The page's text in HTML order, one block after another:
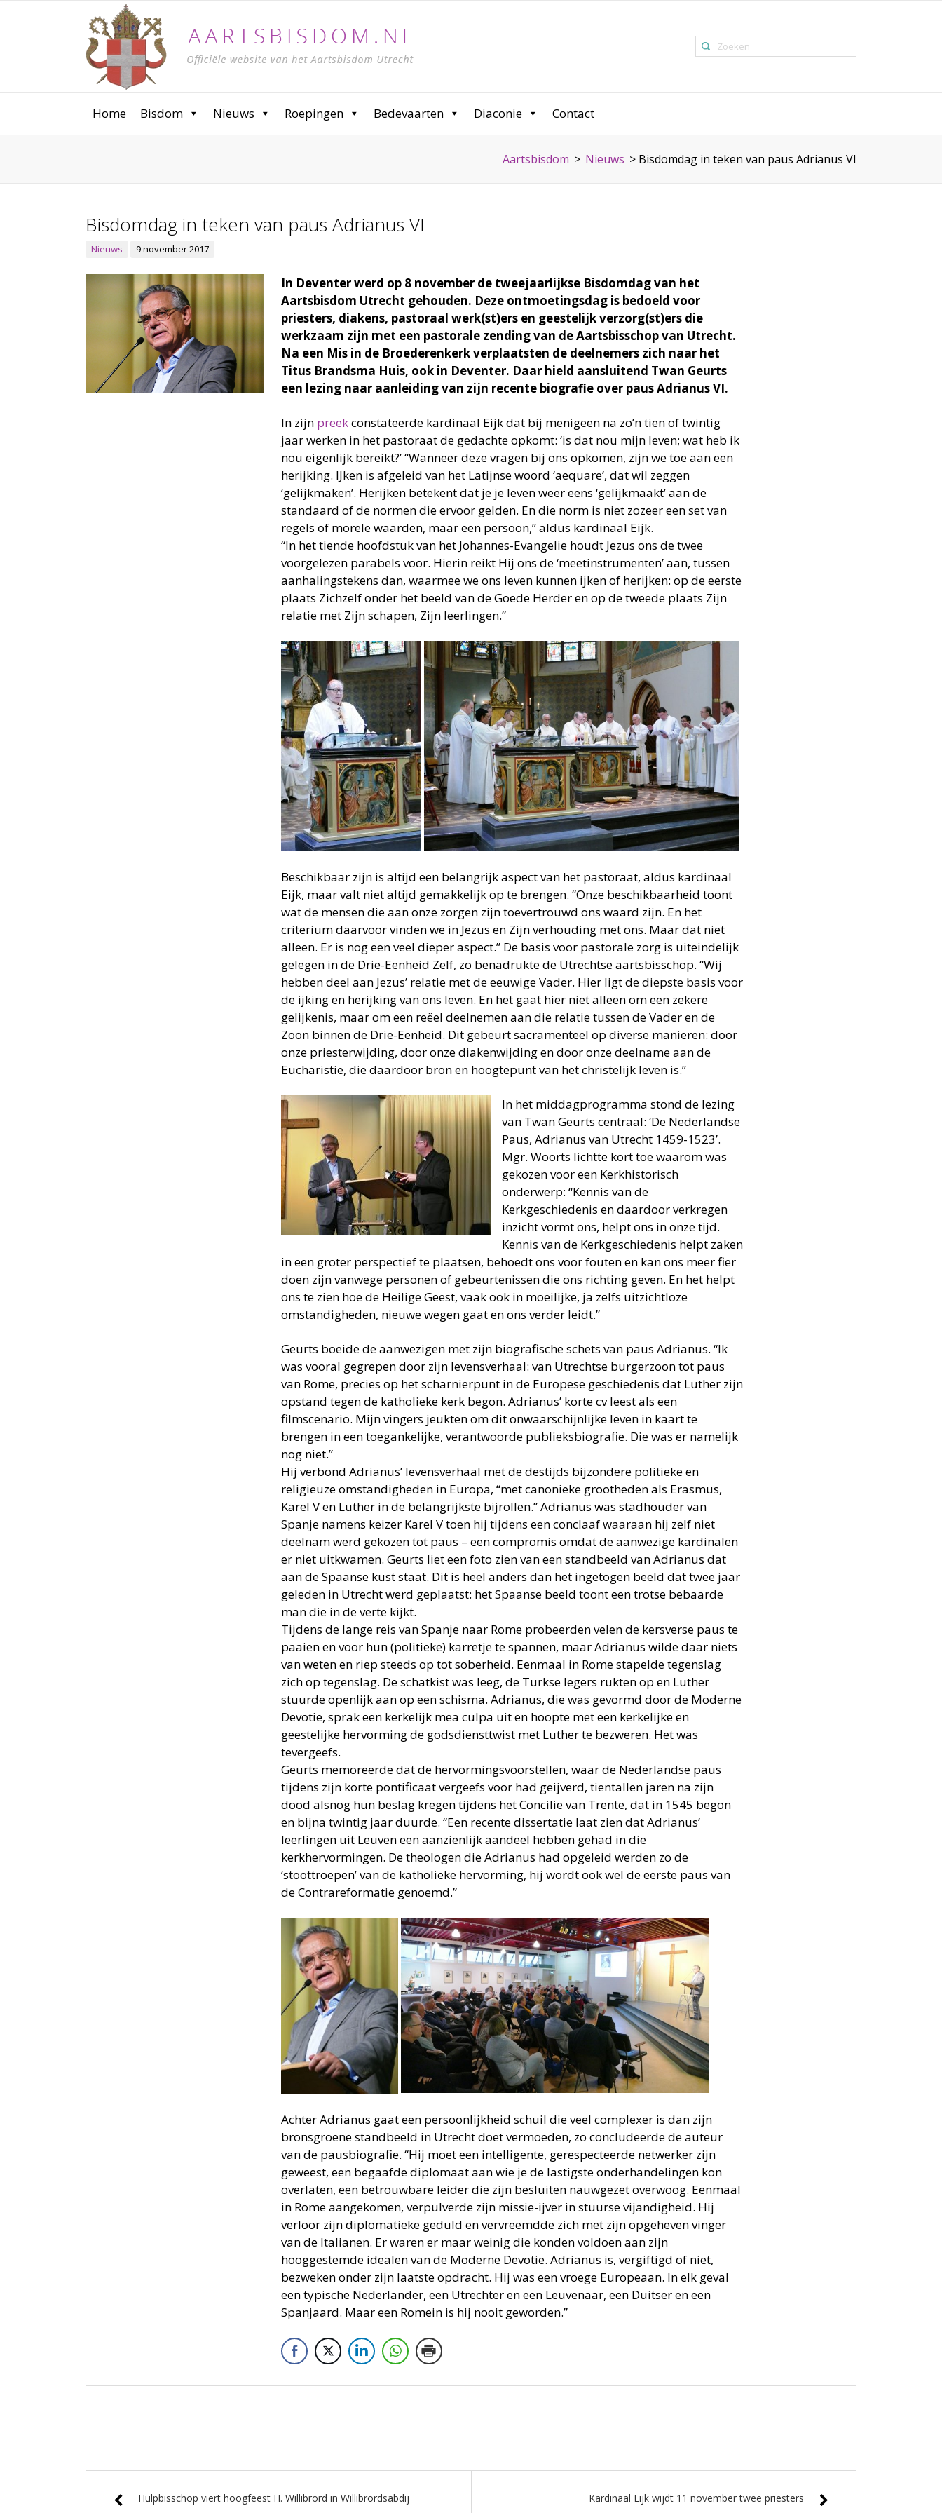
Home Bisdom Nieuws Roepingen Bedevaarten Diaconie Contact
Aartsbisdom > Nieuws > Bisdomdag in teken van paus Adrianus VI
Bisdomdag in teken van paus Adrianus VI
Nieuws 9 november 2017
In Deventer werd op 8 november de tweejaarlijkse Bisdomdag van het
Aartsbisdom Utrecht gehouden. Deze ontmoetingsdag is bedoeld voor
priesters, diakens, pastoraal werk(st)ers en geestelijk verzorg(st)ers die
werkzaam zijn met een pastorale zending van de Aartsbisschop van Utrecht.
Na een Mis in de Broederenkerk verplaatsten de deelnemers zich naar het
Titus Brandsma Huis, ook in Deventer. Daar hield aansluitend Twan Geurts
een lezing naar aanleiding van zijn recente biografie over paus Adrianus VI.
In zijn preekconstateerde kardinaal Eijk dat bij menigeen na zo’n tien of twintig
jaar werken in het pastoraat de gedachte opkomt: ‘is dat nou mijn leven; wat heb ik
nou eigenlijk bereikt?’ “Wanneer deze vragen bij ons opkomen, zijn we toe aan een
herijking. IJken is afgeleid van het Latijnse woord ‘aequare’, dat wil zeggen
‘gelijkmaken’. Herijken betekent dat je je leven weer eens ‘gelijkmaakt’ aan de
standaard of de normen die ervoor gelden. En die norm is niet zozeer een set van
regels of morele waarden, maar een persoon,” aldus kardinaal Eijk.
“In het tiende hoofdstuk van het Johannes-Evangelie houdt Jezus ons de twee
voorgelezen parabels voor. Hierin reikt Hij ons de ‘meetinstrumenten’ aan, tussen
aanhalingstekens dan, waarmee we ons leven kunnen ijken of herijken: op de eerste
plaats Zichzelf onder het beeld van de Goede Herder en op de tweede plaats Zijn
relatie met Zijn schapen, Zijn leerlingen.”
Beschikbaar zijn is altijd een belangrijk aspect van het pastoraat, aldus kardinaal
Eijk, maar valt niet altijd gemakkelijk op te brengen. “Onze beschikbaarheid toont
wat de mensen die aan onze zorgen zijn toevertrouwd ons waard zijn. En het
criterium daarvoor vinden we in Jezus en Zijn verhouding met ons. Maar dat niet
alleen. Er is nog een veel dieper aspect.” De basis voor pastorale zorg is uiteindelijk
gelegen in de Drie-Eenheid Zelf, zo benadrukte de Utrechtse aartsbisschop. “Wij
hebben deel aan Jezus’ relatie met de eeuwige Vader. Hier ligt de diepste basis voor
de ijking en herijking van ons leven. En het gaat hier niet alleen om een zekere
gelijkenis, maar om een reëel deelnemen aan die relatie tussen de Vader en de
Zoon binnen de Drie-Eenheid. Dit gebeurt sacramenteel op diverse manieren: door
onze priesterwijding, door onze diakenwijding en door onze deelname aan de
Eucharistie, die daardoor bron en hoogtepunt van het christelijk leven is.”
In het middagprogramma stond de lezing
van Twan Geurts centraal: ‘De Nederlandse
Paus, Adrianus van Utrecht 1459-1523’.
Mgr. Woorts lichtte kort toe waarom was
gekozen voor een Kerkhistorisch
onderwerp: “Kennis van de
Kerkgeschiedenis en daardoor verkregen
inzicht vormt ons, helpt ons in onze tijd.
Kennis van de Kerkgeschiedenis helpt zaken
in een groter perspectief te plaatsen, behoedt ons voor fouten en kan ons meer fier
doen zijn vanwege personen of gebeurtenissen die ons richting geven. En het helpt
ons te zien hoe de Heilige Geest, vaak ook in moeilijke, ja zelfs uitzichtloze
omstandigheden, nieuwe wegen gaat en ons verder leidt.”
Geurts boeide de aanwezigen met zijn biografische schets van paus Adrianus. “Ik
was vooral gegrepen door zijn levensverhaal: van Utrechtse burgerzoon tot paus
van Rome, precies op het scharnierpunt in de Europese geschiedenis dat Luther zijn
opstand tegen de katholieke kerk begon. Adrianus’ korte cv leest als een
filmscenario. Mijn vingers jeukten om dit onwaarschijnlijke leven in kaart te
brengen in een toegankelijke, verantwoorde publieksbiografie. Die was er namelijk
nog niet.”
Hij verbond Adrianus’ levensverhaal met de destijds bijzondere politieke en
religieuze omstandigheden in Europa, “met canonieke grootheden als Erasmus,
Karel V en Luther in de belangrijkste bijrollen.” Adrianus was stadhouder van
Spanje namens keizer Karel V toen hij tijdens een conclaaf waaraan hij zelf niet
deelnam werd gekozen tot paus – een compromis omdat de aanwezige kardinalen
er niet uitkwamen. Geurts liet een foto zien van een standbeeld van Adrianus dat
aan de Spaanse kust staat. Dit is heel anders dan het ingetogen beeld dat twee jaar
geleden in Utrecht werd geplaatst: het Spaanse beeld toont een trotse bebaarde
man die in de verte kijkt.
Tijdens de lange reis van Spanje naar Rome probeerden velen de kersverse paus te
paaien en voor hun (politieke) karretje te spannen, maar Adrianus wilde daar niets
van weten en riep steeds op tot soberheid. Eenmaal in Rome stapelde tegenslag
zich op tegenslag. De schatkist was leeg, de Turkse legers rukten op en Luther
stuurde openlijk aan op een schisma. Adrianus, die was gevormd door de Moderne
Devotie, sprak een kerkelijk mea culpa uit en hoopte met een kerkelijke en
geestelijke hervorming de godsdiensttwist met Luther te bezweren. Het was
tevergeefs.
Geurts memoreerde dat de hervormingsvoorstellen, waar de Nederlandse paus
tijdens zijn korte pontificaat vergeefs voor had geijverd, tientallen jaren na zijn
dood alsnog hun beslag kregen tijdens het Concilie van Trente, dat in 1545 begon
en bijna twintig jaar duurde. “Een recente dissertatie laat zien dat Adrianus’
leerlingen uit Leuven een aanzienlijk aandeel hebben gehad in die
kerkhervormingen. De theologen die Adrianus had opgeleid werden zo de
‘stoottroepen’ van de katholieke hervorming, hij wordt ook wel de eerste paus van
de Contrareformatie genoemd.”
Achter Adrianus gaat een persoonlijkheid schuil die veel complexer is dan zijn
bronsgroene standbeeld in Utrecht doet vermoeden, zo concludeerde de auteur
van de pausbiografie. “Hij moet een intelligente, gerespecteerde netwerker zijn
geweest, een begaafde diplomaat aan wie je de lastigste onderhandelingen kon
overlaten, een betrouwbare leider die zijn besluiten nauwgezet overwoog. Eenmaal
in Rome aangekomen, verpulverde zijn missie-ijver in stuurse vijandigheid. Hij
verloor zijn diplomatieke geduld en vervreemdde zich met zijn opgeheven vinger
van de Italianen. Er waren er maar weinig die konden voldoen aan zijn
hooggestemde idealen van de Moderne Devotie. Adrianus is, vergiftigd of niet,
bezweken onder zijn laatste opdracht. Hij was een vroege Europeaan. In elk geval
een typische Nederlander, een Utrechter en een Leuvenaar, een Duitser en een
Spanjaard. Maar een Romein is hij nooit geworden.”
Hulpbisschop viert hoogfeest H. Willibrord in Willibrordsabdij Kardinaal Eijk wijdt 11 november twee priesters